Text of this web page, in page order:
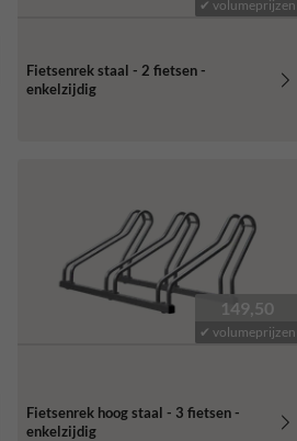
✔ volumeprijzen
Fietsenrek staal - 2 fietsen -
enkelzijdig
149,50
✔ volumeprijzen
Fietsenrek hoog staal - 3 fietsen -
enkelzijdig